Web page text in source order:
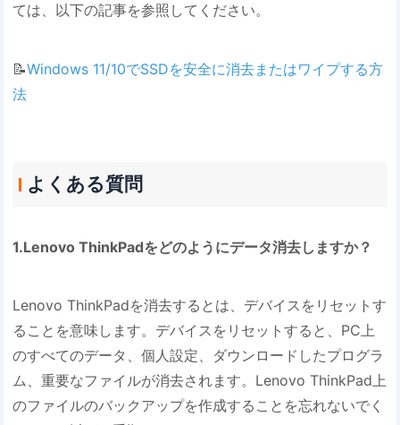
ては、以下の記事を参照してください。
📝Windows 11/10でSSDを安全に消去またはワイプする方
法
よくある質問
1.Lenovo ThinkPadをどのようにデータ消去しますか？
Lenovo ThinkPadを消去するとは、デバイスをリセットす
ることを意味します。デバイスをリセットすると、PC上
のすべてのデータ、個人設定、ダウンロードしたプログラ
ム、重要なファイルが消去されます。Lenovo ThinkPad上
のファイルのバックアップを作成することを忘れないでく